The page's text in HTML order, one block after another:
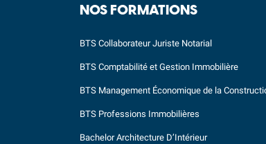
NOS FORMATIONS
BTS Collaborateur Juriste Notarial
BTS Comptabilité et Gestion Immobilière
BTS Management Économique de la
BTS Professions Immobilières
Bachelor Architecture D’Intérieur